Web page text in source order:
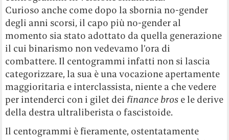
Curioso anche come dopo la sbornia no-gender
degli anni scorsi, il capo più no-gender al
momento sia stato adottato da quella generazione
il cui binarismo non vedevamo l’ora di
combattere. Il centogrammi infatti non si lascia
categorizzare, la sua è una vocazione apertamente
maggioritaria e interclassista, niente a che vedere
per intenderci con i gilet dei finance bros e le derive
della destra ultraliberista o fascistoide.
Il centogrammi è fieramente, ostentatamente